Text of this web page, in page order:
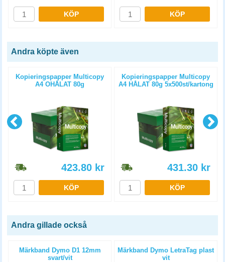
KÖP KÖP
Andra köpte även
Kopieringspapper Multicopy
A4 OHÅLAT 80g
423.80 kr
KÖP
Kopieringspapper Multicopy
A4 HÅLAT 80g 5x500st/kartong
431.30 kr
KÖP
Andra gillade också
Märkband Dymo D1 12mm
svart/vit
Märkband Dymo LetraTag plast
vit